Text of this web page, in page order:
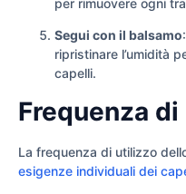
Segui con il balsamo
ripristinare l’umidità
capelli.
Frequenza
La frequenza di utilizzo
esigenze individuali dei